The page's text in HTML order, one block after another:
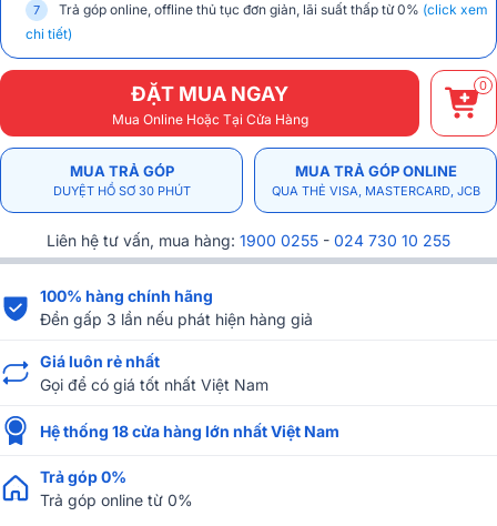
Trả góp online, offline thủ tục đơn giản, lãi suất thấp từ 0% (click xem
chi tiết)
ĐẶT MUA NGAY
Mua Online Hoặc Tại Cửa Hàng
0
MUA TRẢ GÓP
DUYỆT HỒ SƠ 30 PHÚT
MUA TRẢ GÓP ONLINE
QUA THẺ VISA, MASTERCARD, JCB
Liên hệ tư vấn, mua hàng: 1900 0255 - 024 730 10 255
100% hàng chính hãng
Đền gấp 3 lần nếu phát hiện hàng giả
Giá luôn rẻ nhất
Gọi để có giá tốt nhất Việt Nam
Hệ thống 18 cửa hàng lớn nhất Việt Nam
Trả góp 0%
Trả góp online từ 0%